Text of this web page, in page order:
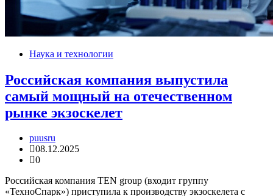
Наука и технологии
Российская компания выпустила
самый мощный на отечественном
рынке экзоскелет
puusru
08.12.2025
0
Российская компания TEN group (входит группу
«ТехноСпарк») приступила к производству экзоскелета с